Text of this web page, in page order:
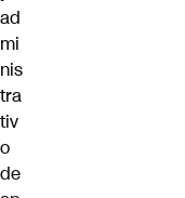
ad
mi
nis
tra
tiv
o
de